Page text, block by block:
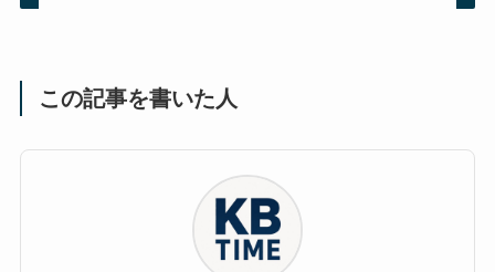
この記事を書いた人